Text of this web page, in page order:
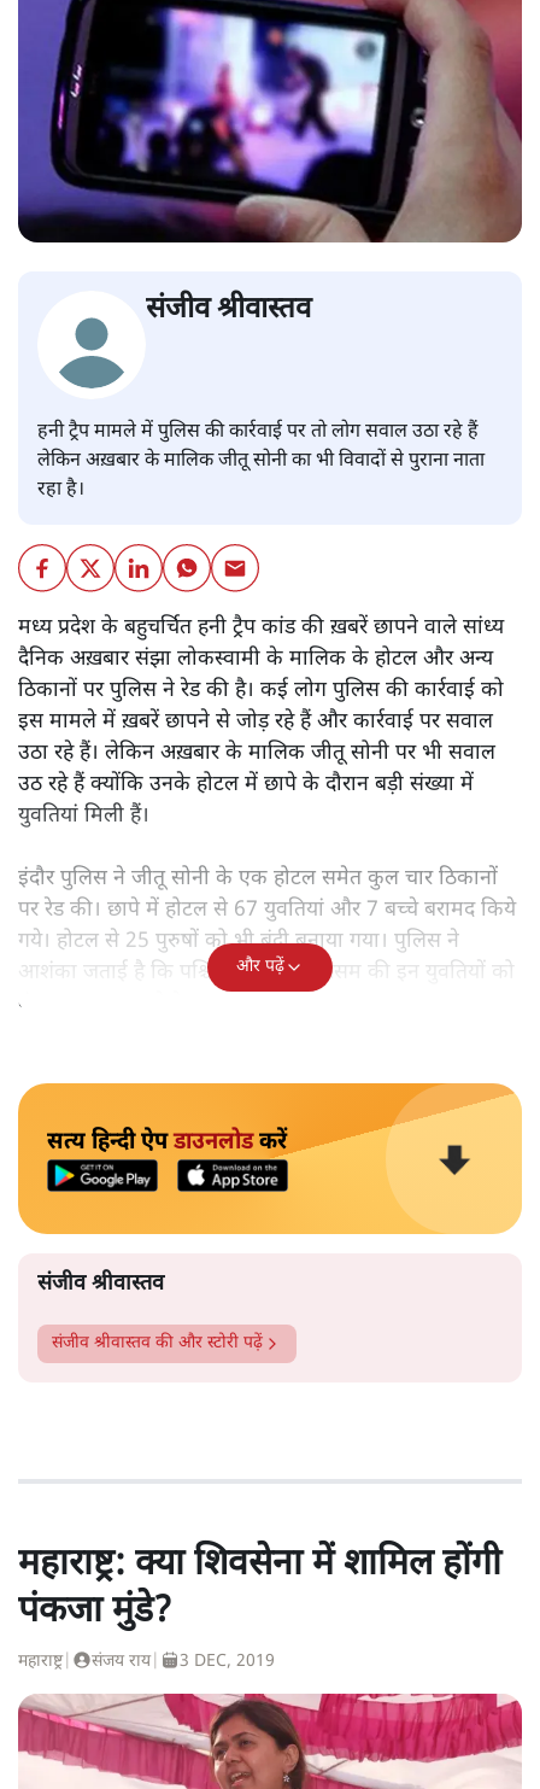
संजीव श्रीवास्तव
हनी ट्रैप मामले में पुलिस की कार्रवाई पर तो लोग सवाल उठा रहे हैं
लेकिन अख़बार के मालिक जीतू सोनी का भी विवादों से पुराना नाता
रहा है।
मध्य प्रदेश के बहुचर्चित हनी ट्रैप कांड की ख़बरें छापने वाले सांध्य
दैनिक अख़बार संझा लोकस्वामी के मालिक के होटल और अन्य
ठिकानों पर पुलिस ने रेड की है। कई लोग पुलिस की कार्रवाई को
इस मामले में ख़बरें छापने से जोड़ रहे हैं और कार्रवाई पर सवाल
उठा रहे हैं। लेकिन अख़बार के मालिक जीतू सोनी पर भी सवाल
उठ रहे हैं क्योंकि उनके होटल में छापे के दौरान बड़ी संख्या में
युवतियां मिली हैं।
इंदौर पुलिस ने जीतू सोनी के एक होटल समेत कुल चार ठिकानों
पर रेड की। छापे में होटल से 67 युवतियां और 7 बच्चे बरामद किये
गये। होटल से 25 पुरुषों को भी बंदी बनाया गया। पुलिस ने
आशंका जताई है कि पश्चिम बंगाल और असम की इन युवतियों को
बंधक बनाकर इनसे देह व्यापार करवाया जा रहा था।
और पढ़ें
सत्य हिन्दी ऐपडाउनलोडकरें
संजीव श्रीवास्तव
संजीव श्रीवास्तव की और स्टोरी पढ़ें
महाराष्ट्र: क्या शिवसेना में शामिल होंगी
पंकजा मुंडे?
महाराष्ट्र| संजय राय| 3 DEC, 2019